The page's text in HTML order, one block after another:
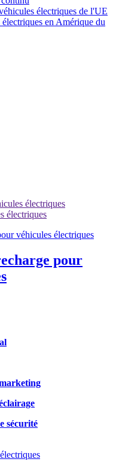
électriques de l'UE
en Amérique du
pour
sécurité